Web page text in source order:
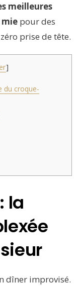
meilleures
mie pour des
prise de tête.
]
du croque-
la
dîner improvisé.